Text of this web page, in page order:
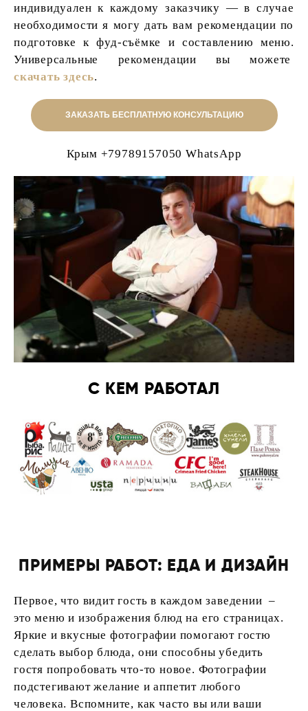
индивидуален к каждому заказчику — в случае
необходимости я могу дать вам рекомендации по
подготовке к фуд-съёмке и составлению меню.
Универсальные рекомендации вы можете
скачать здесь.
ЗАКАЗАТЬ БЕСПЛАТНУЮ КОНСУЛЬТАЦИЮ
Крым +79789157050 WhatsApp
С КЕМ РАБОТАЛ
ПРИМЕРЫ РАБОТ: ЕДА И ДИЗАЙН
Первое, что видит гость в каждом заведении –
это меню и изображения блюд на его страницах.
Яркие и вкусные фотографии помогают гостю
сделать выбор блюда, они способны убедить
гостя попробовать что-то новое. Фотографии
подстегивают желание и аппетит любого
человека. Вспомните, как часто вы или ваши